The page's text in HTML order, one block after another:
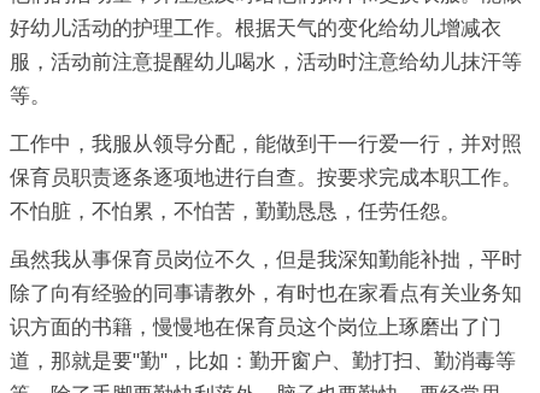
好幼儿活动的护理工作。根据天气的变化给幼儿增减衣
服，活动前注意提醒幼儿喝水，活动时注意给幼儿抹汗等
等。
工作中，我服从领导分配，能做到干一行爱一行，并对照
保育员职责逐条逐项地进行自查。按要求完成本职工作。
不怕脏，不怕累，不怕苦，勤勤恳恳，任劳任怨。
虽然我从事保育员岗位不久，但是我深知勤能补拙，平时
除了向有经验的同事请教外，有时也在家看点有关业务知
识方面的书籍，慢慢地在保育员这个岗位上琢磨出了门
道，那就是要"勤"，比如：勤开窗户、勤打扫、勤消毒等